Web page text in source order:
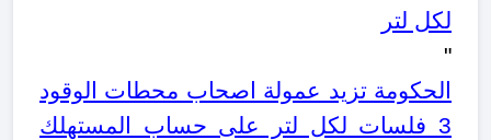
لكل لتر
"
الحكومة تزيد عمولة اصحاب محطات الوقود
3 فلسات لكل لتر على حساب المستهلك